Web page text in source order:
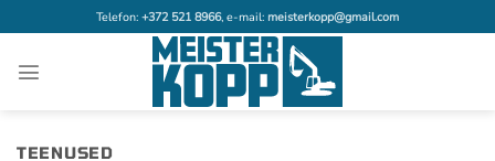
to
content
Telefon: +372 521 8966, e-mail: meisterkopp@gmail.com
TEENUSED